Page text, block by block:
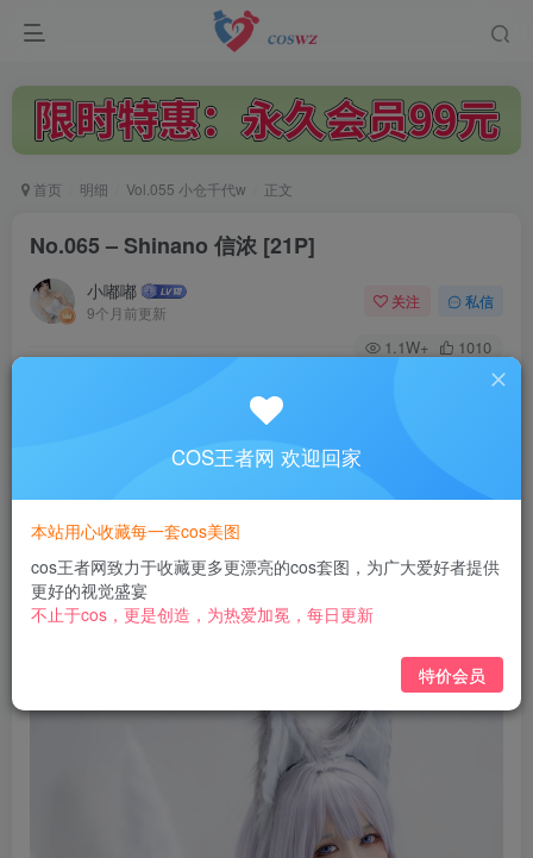
首页 明细 Vol.055 小仓千代w 正文
No.065 – Shinano 信浓 [21P]
小嘟嘟
9个月前更新
关注 私信
1.1W+ 1010
No.065 – Shinano 信浓 [21P]
此内容为付费阅读，请付费后查看
3
黄金会员免费 钻石会员 免费
立即购买
已售 1
COS王者网 欢迎回家
本站用心收藏每一套cos美图
cos王者网致力于收藏更多更漂亮的cos套图，为广大爱好者提供
更好的视觉盛宴
不止于cos，更是创造，为热爱加冕，每日更新
特价会员